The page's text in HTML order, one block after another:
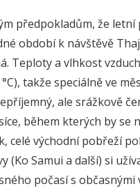
předpokladům, že letní
období k návštěvě
Teploty a vlhkost
takže speciálně ve
ale srážkově
během kterých by se
celé východní pobřeží
(Ko Samui a další) si
počasí s občasnými